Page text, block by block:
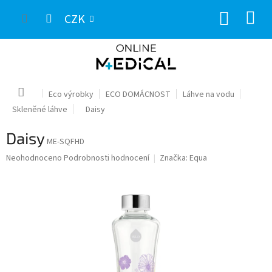
CZK
Domů Eco výrobky ECO DOMÁCNOST
Láhve na vodu
Skleněné láhve
Daisy
Daisy ME-SQFHD
Průměrné
Neohodnoceno Podrobnosti hodnocení Značka: Equa